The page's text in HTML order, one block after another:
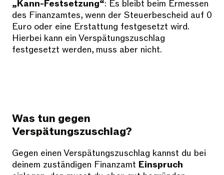
„Kann-Festsetzung“: Es bleibt beim Ermessen
des Finanzamtes, wenn der Steuerbescheid auf 0
Euro oder eine Erstattung festgesetzt wird.
Hierbei kann ein Verspätungszuschlag
festgesetzt werden, muss aber nicht.
Was tun gegen
Verspätungszuschlag?
Gegen einen Verspätungszuschlag kannst du bei
deinem zuständigen Finanzamt Einspruch